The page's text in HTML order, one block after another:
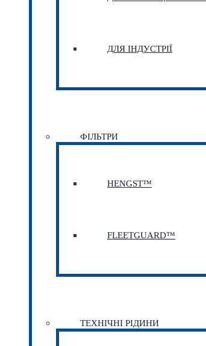
ДЛЯ ІНДУСТРІЇ
ФІЛЬТРИ
HENGST™
FLEETGUARD™
ТЕХНІЧНІ РІДИНИ